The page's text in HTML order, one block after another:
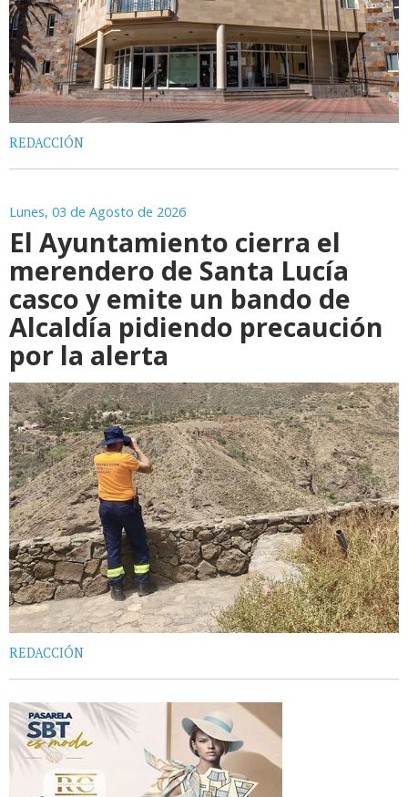
REDACCIÓN
Lunes, 03 de Agosto de 2026
El Ayuntamiento cierra el
merendero de Santa Lucía
casco y emite un bando de
Alcaldía pidiendo precaución
por la alerta
REDACCIÓN